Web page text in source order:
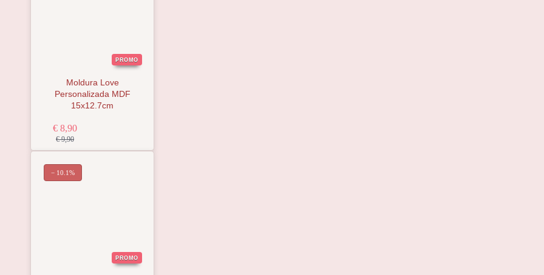
PROMO
Moldura Love
Personalizada MDF
15x12.7cm
€ 8,90
€ 9,90
PROMO
− 10.1%